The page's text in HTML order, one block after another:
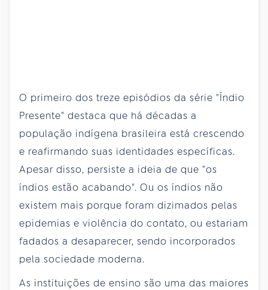
O primeiro dos treze episódios da série "Índio
Presente" destaca que há décadas a
população indígena brasileira está crescendo
e reafirmando suas identidades específicas.
Apesar disso, persiste a ideia de que "os
índios estão acabando". Ou os índios não
existem mais porque foram dizimados pelas
epidemias e violência do contato, ou estariam
fadados a desaparecer, sendo incorporados
pela sociedade moderna.
As instituições de ensino são uma das maiores